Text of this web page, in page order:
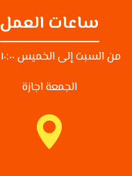
ساعات العمل
من السبت إلى الخميس ١٠:٠٠ - ٨:٠٠
الجمعة اجازة